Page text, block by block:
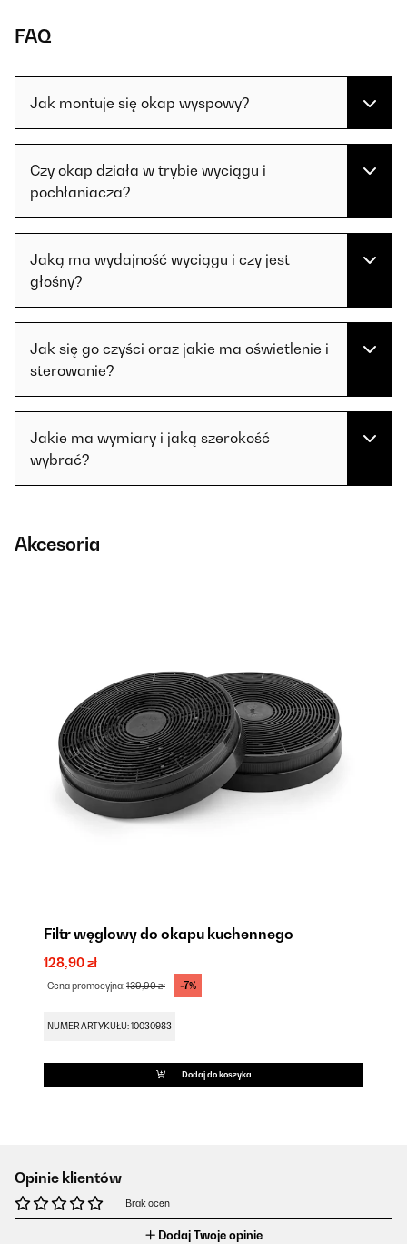
FAQ
Jak montuje się okap wyspowy?
Czy okap działa w trybie wyciągu i
pochłaniacza?
Jaką ma wydajność wyciągu i czy jest
głośny?
Jak się go czyści oraz jakie ma oświetlenie i
sterowanie?
Jakie ma wymiary i jaką szerokość
wybrać?
Akcesoria
Filtr węglowy do okapu kuchennego
128,90 zł
Cena promocyjna:139,90 zł -7%
NUMER ARTYKUŁU: 10030983
Dodaj do koszyka
Opinie klientów
Brak ocen
Dodaj Twoje opinie